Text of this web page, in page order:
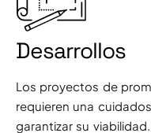
Desarrollos
Los proyectos de
requieren una
garantizar su